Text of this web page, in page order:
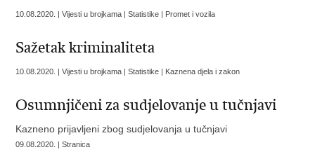
10.08.2020. | Vijesti u brojkama | Statistike | Promet i vozila
Sažetak kriminaliteta
10.08.2020. | Vijesti u brojkama | Statistike | Kaznena djela i zakon
Osumnjičeni za sudjelovanje u tučnjavi
Kazneno prijavljeni zbog sudjelovanja u tučnjavi
09.08.2020. | Stranica